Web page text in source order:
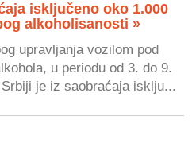
isključeno oko 1.000
alkoholisanosti »
upravljanja vozilom pod
u periodu od 3. do 9.
je iz saobraćaja isklju...